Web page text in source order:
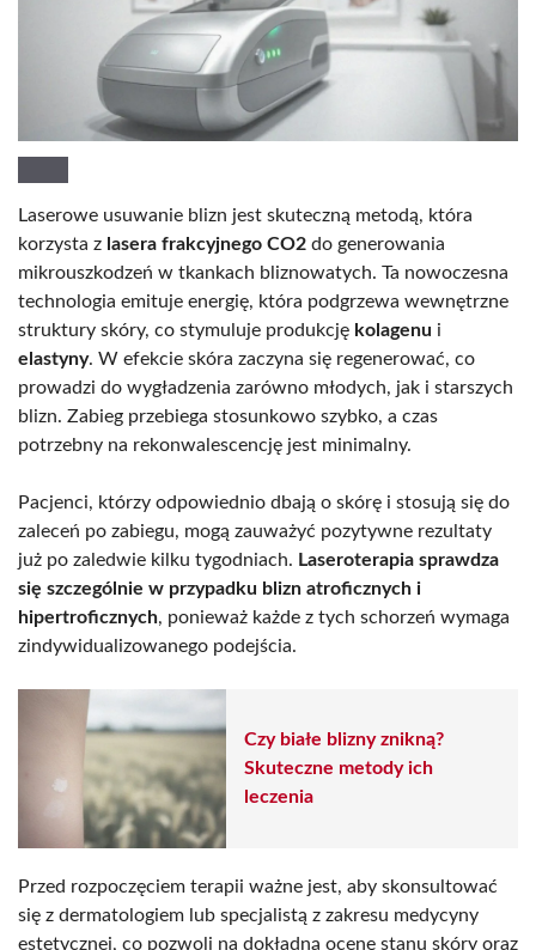
Laserowe usuwanie blizn jest skuteczną metodą, która
korzysta z lasera frakcyjnego CO2 do generowania
mikrouszkodzeń w tkankach bliznowatych. Ta nowoczesna
technologia emituje energię, która podgrzewa wewnętrzne
struktury skóry, co stymuluje produkcję kolagenu i
elastyny. W efekcie skóra zaczyna się regenerować, co
prowadzi do wygładzenia zarówno młodych, jak i starszych
blizn. Zabieg przebiega stosunkowo szybko, a czas
potrzebny na rekonwalescencję jest minimalny.
Pacjenci, którzy odpowiednio dbają o skórę i stosują się do
zaleceń po zabiegu, mogą zauważyć pozytywne rezultaty
już po zaledwie kilku tygodniach. Laseroterapia sprawdza
się szczególnie w przypadku blizn atroficznych i
hipertroficznych, ponieważ każde z tych schorzeń wymaga
zindywidualizowanego podejścia.
Czy białe blizny znikną?
Skuteczne metody ich
leczenia
Przed rozpoczęciem terapii ważne jest, aby skonsultować
się z dermatologiem lub specjalistą z zakresu medycyny
estetycznej, co pozwoli na dokładną ocenę stanu skóry oraz